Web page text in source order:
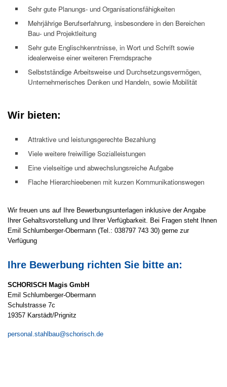
Sehr gute Planungs- und Organisationsfähigkeiten
Mehrjährige Berufserfahrung, insbesondere in den Bereichen
Bau- und Projektleitung
Sehr gute Englischkenntnisse, in Wort und Schrift sowie
idealerweise einer weiteren Fremdsprache
Selbstständige Arbeitsweise und Durchsetzungsvermögen,
Unternehmerisches Denken und Handeln, sowie Mobilität
Wir bieten:
Attraktive und leistungsgerechte Bezahlung
Viele weitere freiwillige Sozialleistungen
Eine vielseitige und abwechslungsreiche Aufgabe
Flache Hierarchieebenen mit kurzen Kommunikationswegen
Wir freuen uns auf Ihre Bewerbungsunterlagen inklusive der Angabe
Ihrer Gehaltsvorstellung und Ihrer Verfügbarkeit. Bei Fragen steht Ihnen
Emil Schlumberger-Obermann (Tel.: 038797 743 30) gerne zur
Verfügung
Ihre Bewerbung richten Sie bitte an:
SCHORISCH Magis GmbH
Emil Schlumberger-Obermann
Schulstrasse 7c
19357 Karstädt/Prignitz
personal.stahlbau@schorisch.de